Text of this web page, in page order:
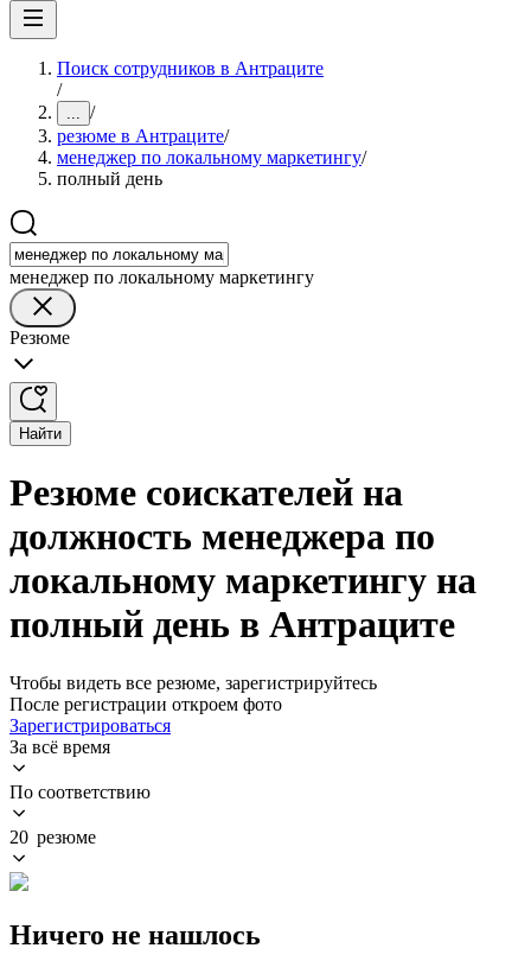
Поиск сотрудников в Антраците
/
... /
резюме в Антраците/
менеджер по локальному маркетингу/
полный день
менеджер по локальному маркетингу
Резюме
Найти
Резюме соискателей на
должность менеджера по
локальному маркетингу на
полный день в Антраците
Чтобы видеть все резюме, зарегистрируйтесь
После регистрации откроем фото
Зарегистрироваться
За всё время
По соответствию
20 резюме
Ничего не нашлось